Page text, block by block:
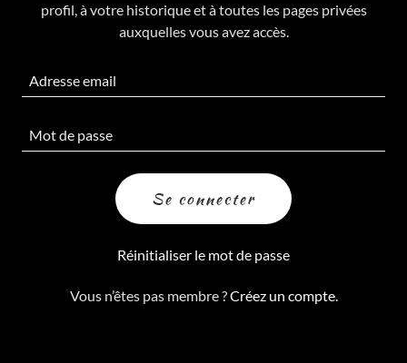
profil, à votre historique et à toutes les pages privées
auxquelles vous avez accès.
Se connecter
Réinitialiser le mot de passe
Vous n’êtes pas membre ?Créez un compte.